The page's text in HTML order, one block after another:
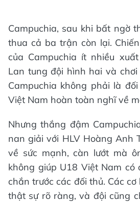
Campuchia, sau khi bất ngờ
thua cả ba trận còn lại.
của Campuchia ít nhiều
Lan tung đội hình hai và
Campuchia không phải là
Việt Nam hoàn toàn nghĩ về
Nhưng thắng đậm
nan giải với HLV Hoàng Anh
về sức mạnh, càn lướt mà
không giúp U18 Việt Nam có
chắn trước các đối thủ. Các
thật sự rõ ràng, và đội cũng